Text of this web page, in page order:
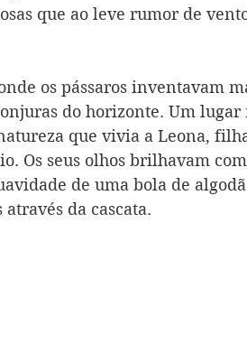
que ao leve rumor de
os pássaros inventavam
do horizonte. Um lugar
que vivia a Leona,
Os seus olhos brilhavam
de uma bola de
através da cascata.